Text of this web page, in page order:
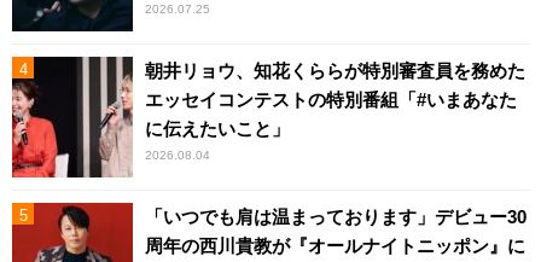
2026.07.25
朝井リョウ、知花くららが特別審査員を務めた
エッセイコンテストの特別番組「#いまあなた
に伝えたいこと」
2026.08.04
「いつでも肩は温まっております」デビュー30
周年の西川貴教が『オールナイトニッポン』に